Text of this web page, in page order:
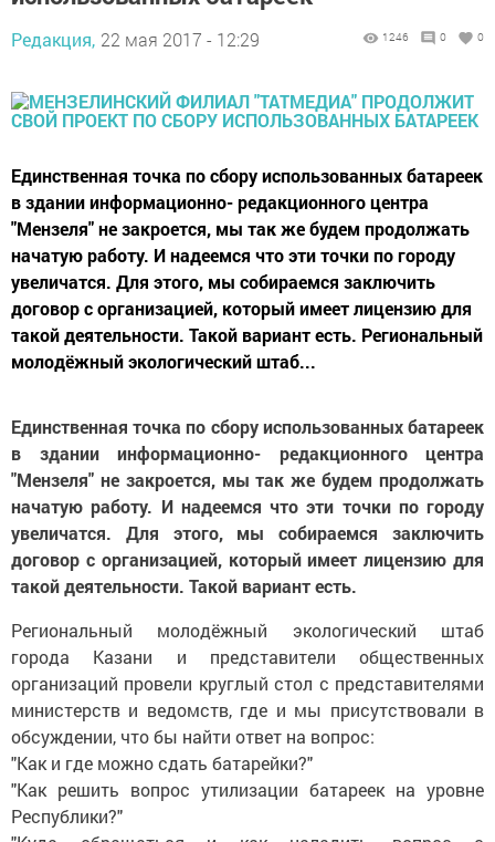
Редакция, 22 мая 2017 - 12:29 1246 0 0
Единственная точка по сбору использованных батареек
в здании информационно- редакционного центра
"Мензеля" не закроется, мы так же будем продолжать
начатую работу. И надеемся что эти точки по городу
увеличатся. Для этого, мы собираемся заключить
договор с организацией, который имеет лицензию для
такой деятельности. Такой вариант есть. Региональный
молодёжный экологический штаб...
Единственная точка по сбору использованных батареек
в здании информационно- редакционного центра
"Мензеля" не закроется, мы так же будем продолжать
начатую работу. И надеемся что эти точки по городу
увеличатся. Для этого, мы собираемся заключить
договор с организацией, который имеет лицензию для
такой деятельности. Такой вариант есть.
Региональный молодёжный экологический штаб
города Казани и представители общественных
организаций провели круглый стол с представителями
министерств и ведомств, где и мы присутствовали в
обсуждении, что бы найти ответ на вопрос:
"Как и где можно сдать батарейки?"
"Как решить вопрос утилизации батареек на уровне
Республики?"